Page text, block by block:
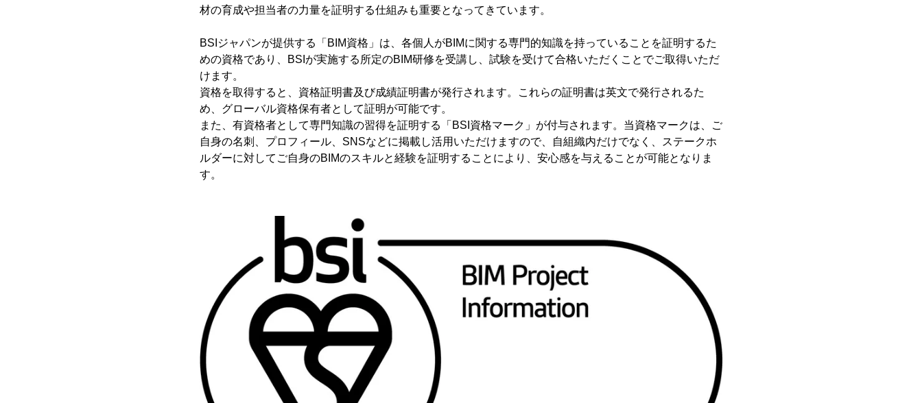
材の育成や担当者の力量を証明する仕組みも重要となってきています。
BSIジャパンが提供する「BIM資格」は、各個人がBIMに関する専門的知識を持っていることを証明するた
めの資格であり、BSIが実施する所定のBIM研修を受講し、試験を受けて合格いただくことでご取得いただ
けます。
資格を取得すると、資格証明書及び成績証明書が発行されます。これらの証明書は英文で発行されるた
め、グローバル資格保有者として証明が可能です。
また、有資格者として専門知識の習得を証明する「BSI資格マーク」が付与されます。当資格マークは、ご
自身の名刺、プロフィール、SNSなどに掲載し活用いただけますので、自組織内だけでなく、ステークホ
ルダーに対してご自身のBIMのスキルと経験を証明することにより、安心感を与えることが可能となりま
す。